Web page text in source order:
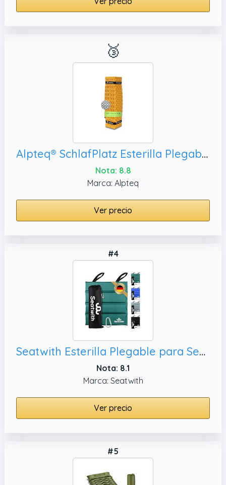
🥉
Alpteq® SchlafPlatz Esterilla Plegable IXPE - Esterilla Térmica Aislante Ultraligera Impermeable para Camping, Trekking y Exteriores | Colchoneta de Espuma Compacta
Nota: 8.8
Marca: Alpteq
Ver precio
#4
Seatwith Esterilla Plegable para Sentarse (35x35 cm) - Esterilla Camping Aislante con Bolsa de Viaje y Mosquetón para Colgarlo - Protección contra el Frío, cojin Plegable
Nota: 8.1
Marca: Seatwith
Ver precio
#5